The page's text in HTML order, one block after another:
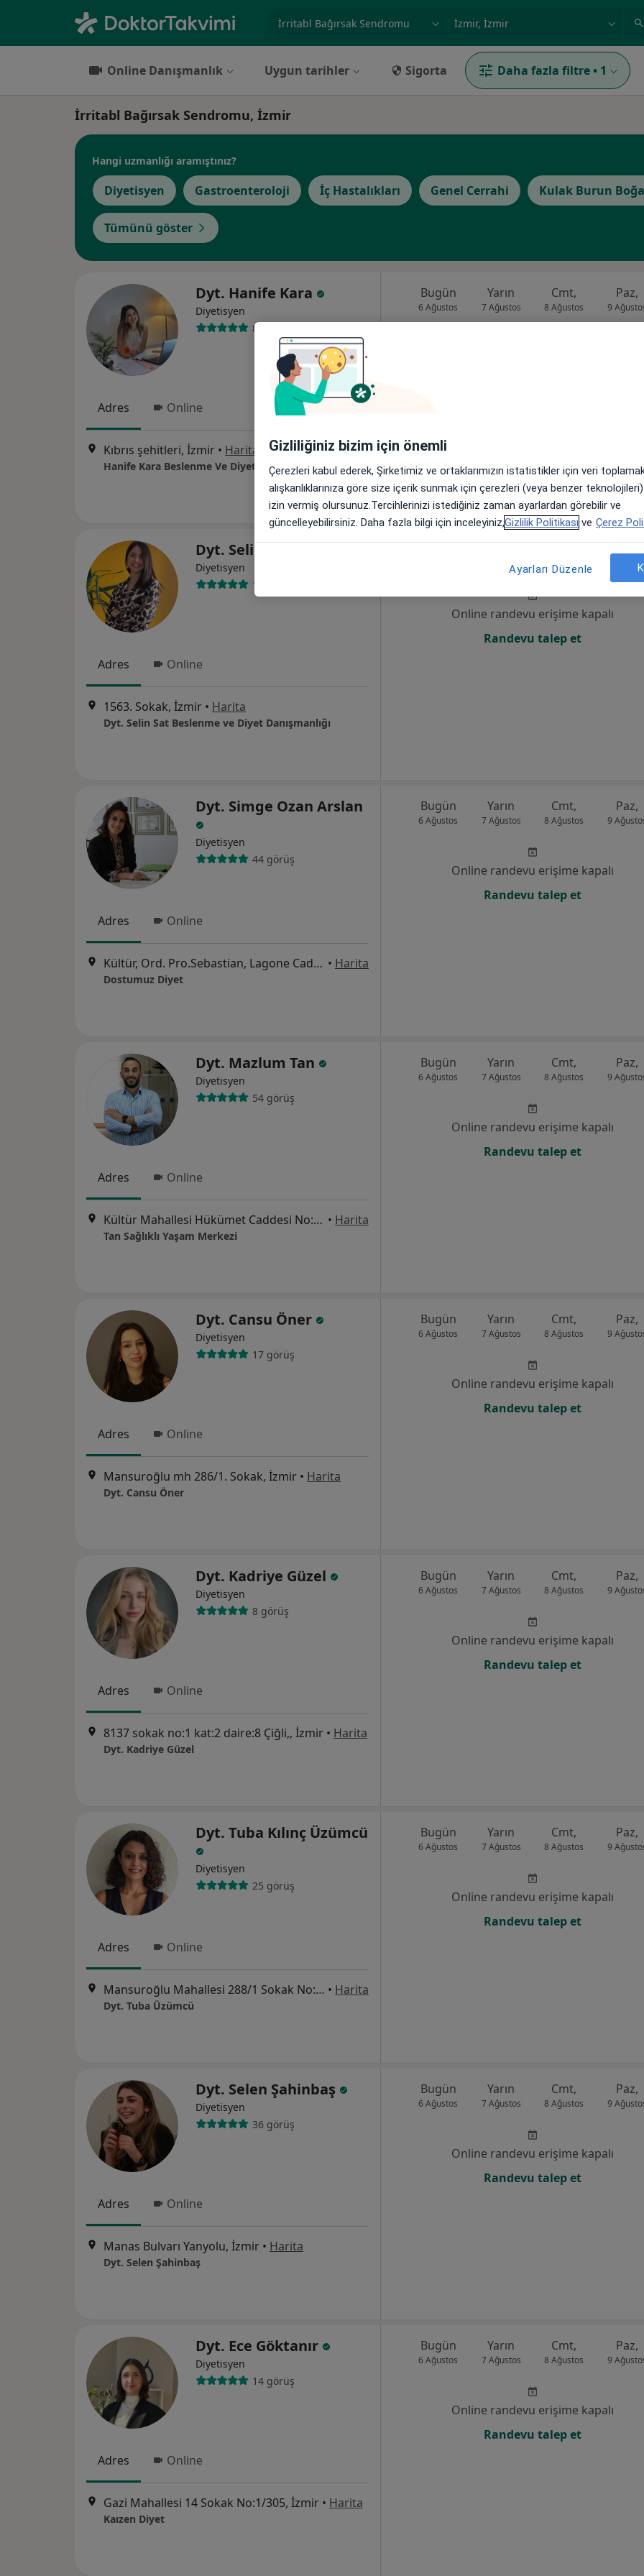
Uzmanlık, ilgi alanı ve hastalık, isimörnek: İstanbul
Online Danışmanlık Uygun tarihler Sigorta Daha fazla filtre • 1
İrritabl Bağırsak Sendromu, İzmir
Hangi uzmanlığı aramıştınız?
Diyetisyen Gastroenteroloji İç Hastalıkları Genel Cerrahi Kulak Burun
Tümünü göster
Dyt. Hanife Kara
Diyetisyen
82 görüş
Adres Online
Kıbrıs şehitleri, İzmir • Harita
Hanife Kara Beslenme Ve Diyet Danışmanlığı
Bugün
6 Ağustos
Yarın
7 Ağustos
Cmt,
8 Ağustos
Paz,
9
Dyt. Selin Sat
Diyetisyen
129 görüş
Adres Online
1563. Sokak, İzmir • Harita
Dyt. Selin Sat Beslenme ve Diyet Danışmanlığı
7 Ağustos 8 Ağustos 9
Online randevu erişime kapalı
Randevu talep et
Dyt. Simge Ozan Arslan
Diyetisyen
44 görüş
Adres Online
Kültür, Ord. Pro.Sebastian, Lagone Cad No:20 Kat:1 Daire:1 35800 Aliağa/İzmir, İzmir • Harita
Dostumuz Diyet
Bugün
6 Ağustos
Yarın
7 Ağustos
Cmt,
8 Ağustos
Paz,
9
Online randevu erişime kapalı
Randevu talep et
Dyt. Mazlum Tan
Diyetisyen
54 görüş
Adres Online
Kültür Mahallesi Hükümet Caddesi No:33/11 İzmir, Aliağa • Harita
Tan Sağlıklı Yaşam Merkezi
Bugün
6 Ağustos
Yarın
7 Ağustos
Cmt,
8 Ağustos
Paz,
9
Online randevu erişime kapalı
Randevu talep et
Dyt. Cansu Öner
Diyetisyen
17 görüş
Adres Online
Mansuroğlu mh 286/1. Sokak, İzmir • Harita
Dyt. Cansu Öner
Bugün
6 Ağustos
Yarın
7 Ağustos
Cmt,
8 Ağustos
Paz,
9
Online randevu erişime kapalı
Randevu talep et
Dyt. Kadriye Güzel
Diyetisyen
8 görüş
Adres Online
8137 sokak no:1 kat:2 daire:8 Çiğli,, İzmir • Harita
Dyt. Kadriye Güzel
Bugün
6 Ağustos
Yarın
7 Ağustos
Cmt,
8 Ağustos
Paz,
9
Online randevu erişime kapalı
Randevu talep et
Dyt. Tuba Kılınç Üzümcü
Diyetisyen
25 görüş
Adres Online
Mansuroğlu Mahallesi 288/1 Sokak No:6 K:2 D:4 İzmir Sitesi Bayraklı/İZMİR, İzmir • Harita
Dyt. Tuba Üzümcü
Bugün
6 Ağustos
Yarın
7 Ağustos
Cmt,
8 Ağustos
Paz,
9
Online randevu erişime kapalı
Randevu talep et
Dyt. Selen Şahinbaş
Diyetisyen
36 görüş
Adres Online
Manas Bulvarı Yanyolu, İzmir • Harita
Dyt. Selen Şahinbaş
Bugün
6 Ağustos
Yarın
7 Ağustos
Cmt,
8 Ağustos
Paz,
9
Online randevu erişime kapalı
Randevu talep et
Dyt. Ece Göktanır
Diyetisyen
14 görüş
Adres Online
Gazi Mahallesi 14 Sokak No:1/305, İzmir • Harita
Kaızen Diyet
Bugün
6 Ağustos
Yarın
7 Ağustos
Cmt,
8 Ağustos
Paz,
9
Online randevu erişime kapalı
Randevu talep et
Gizliliğiniz bizim için önemli
Çerezleri kabul ederek, Şirketimiz ve ortaklarımızın istatistikler için veri
alışkanlıklarınıza göre size içerik sunmak için çerezleri (veya benzer
izin vermiş olursunuz.Tercihlerinizi istediğiniz zaman ayarlardan görebilir ve
güncelleyebilirsiniz. Daha fazla bilgi için inceleyiniz,Gizlilik Politikası ve Çerez
Ayarları Düzenle